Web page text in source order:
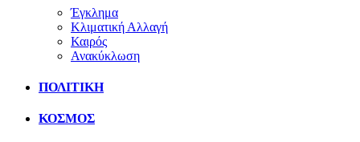
Έγκλημα
Κλιματική Αλλαγή
Καιρός
Ανακύκλωση
ΠΟΛΙΤΙΚΗ
ΚΟΣΜΟΣ